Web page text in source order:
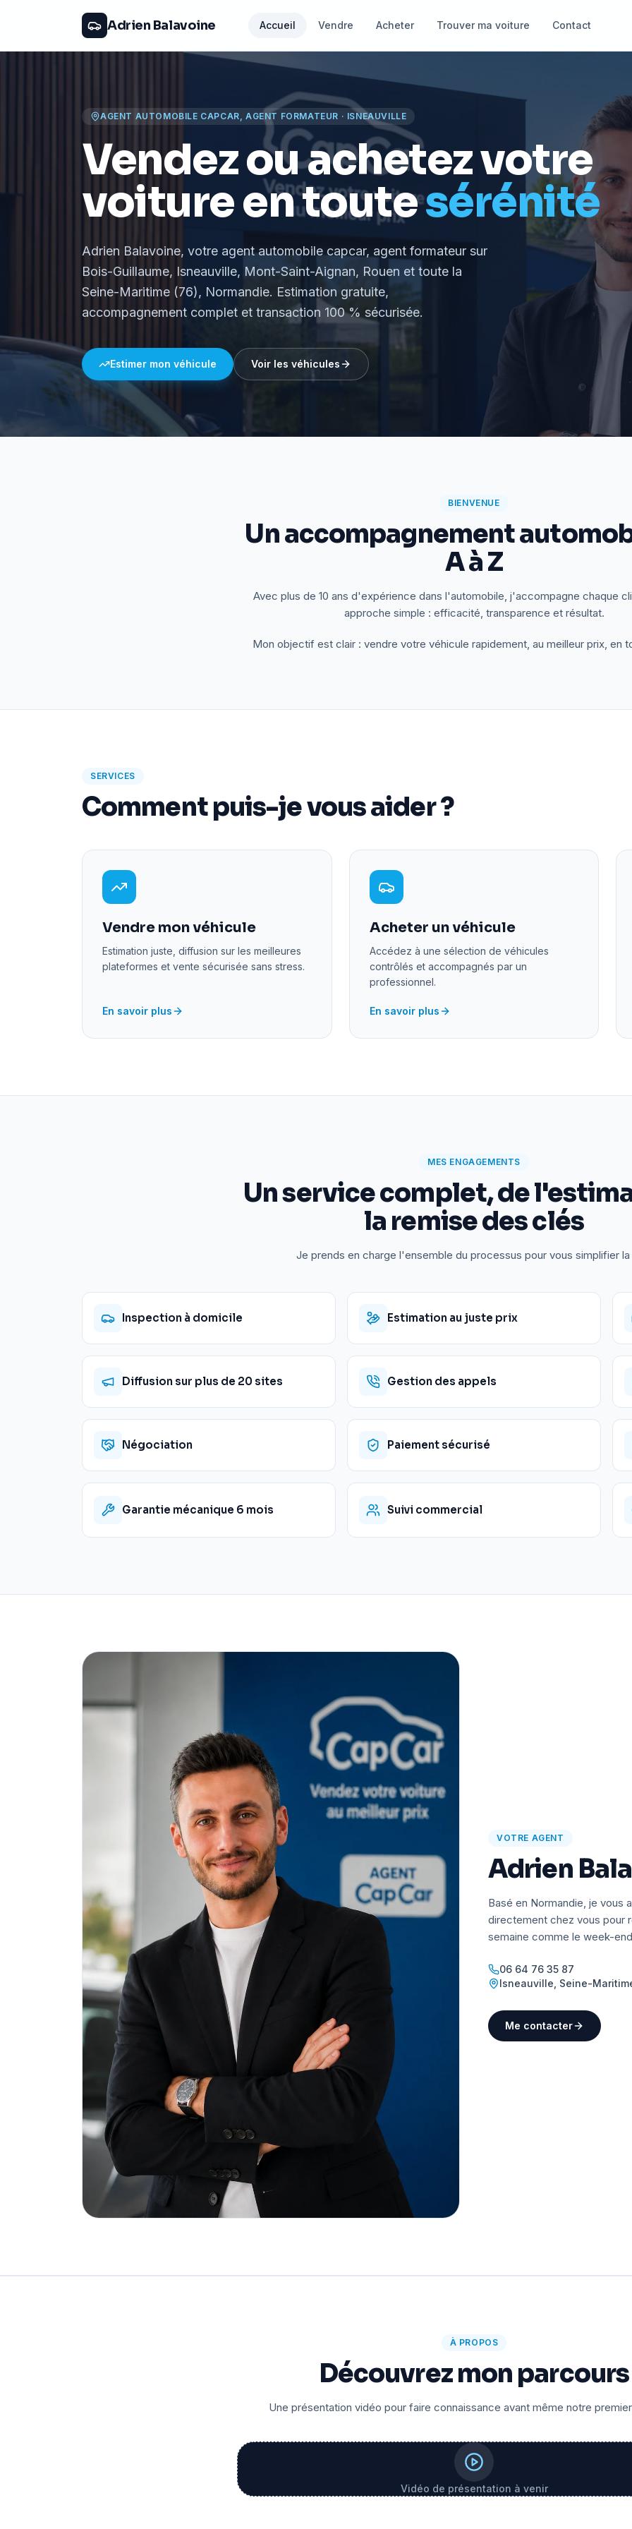
Adrien Balavoine Accueil Vendre Acheter Trouver ma voiture Contact
AGENT AUTOMOBILE CAPCAR, AGENT FORMATEUR · ISNEAUVILLE
Vendez ou achetez votre
voiture en toutesérénité
Adrien Balavoine, votre agent automobile capcar, agent formateur sur
Bois-Guillaume, Isneauville, Mont-Saint-Aignan, Rouen et toute la
Seine-Maritime (76), Normandie. Estimation gratuite,
accompagnement complet et transaction 100 % sécurisée.
Estimer mon véhicule Voir les véhicules
BIENVENUE
Un accompagnement
A à Z
Avec plus de 10 ans d'expérience dans l'automobile, j'accompagne chaque
approche simple : efficacité, transparence et résultat.
Mon objectif est clair : vendre votre véhicule rapidement, au meilleur prix, en
SERVICES
Comment puis-je vous aider ?
Vendre mon véhicule
Estimation juste, diffusion sur les meilleures
plateformes et vente sécurisée sans stress.
En savoir plus
Acheter un véhicule
Accédez à une sélection de véhicules
contrôlés et accompagnés par un
professionnel.
En savoir plus
MES ENGAGEMENTS
Un service complet, de
la remise des clés
Je prends en charge l'ensemble du processus pour vous simplifier la
Inspection à domicile Estimation au juste prix
Diffusion sur plus de 20 sites Gestion des appels
Négociation Paiement sécurisé
Garantie mécanique 6 mois Suivi commercial
VOTRE AGENT
Adrien
Basé en Normandie, je vous
directement chez vous pour
semaine comme le week-
06 64 76 35 87
Isneauville Seine-
Me contacter
À PROPOS
Découvrez mon parcours
Une présentation vidéo pour faire connaissance avant même notre
Vidéo de présentation à venir